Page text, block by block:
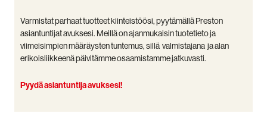
Varmistat parhaat tuotteet kiinteistöösi, pyytämällä Preston
asiantuntijat avuksesi. Meillä on ajanmukaisin tuotetieto ja
viimeisimpien määräysten tuntemus, sillä valmistajana ja alan
erikoisliikkeenä päivitämme osaamistamme jatkuvasti.
Pyydä asiantuntija avuksesi!